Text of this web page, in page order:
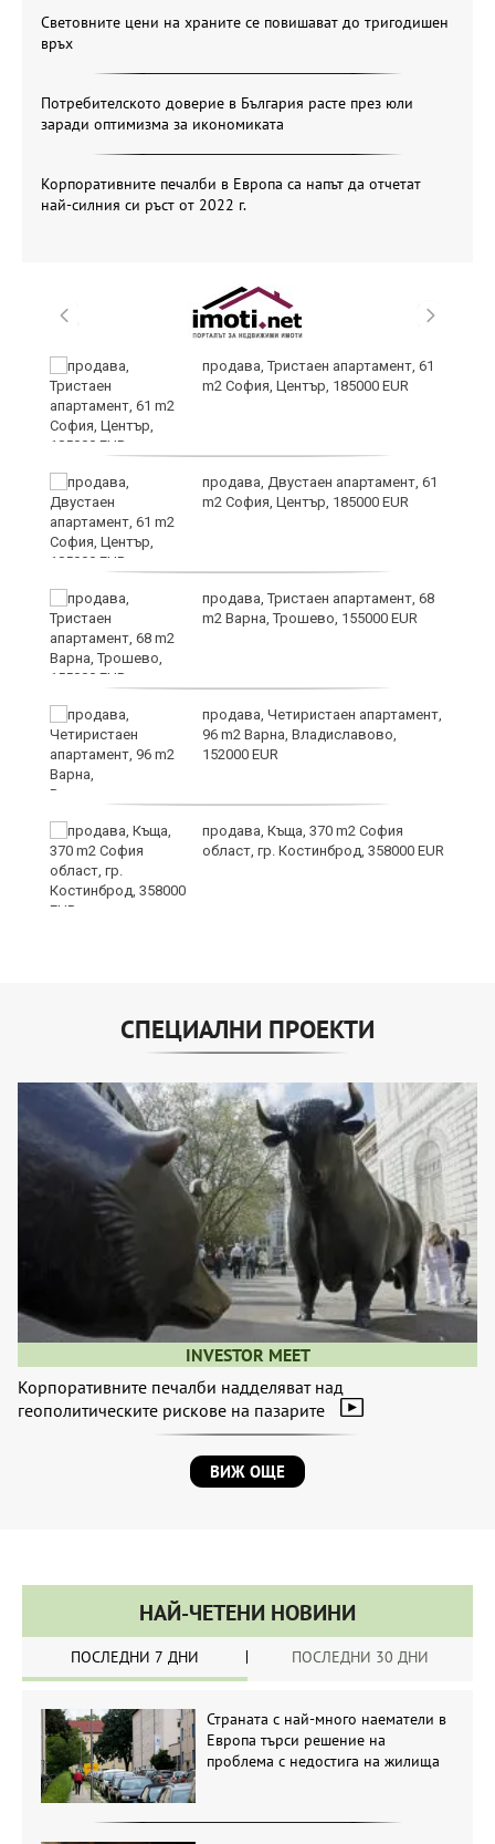
Световните цени на храните се повишават до тригодишен
връх
Потребителското доверие в България расте през юли
заради оптимизма за икономиката
Корпоративните печалби в Европа са напът да отчетат
най-силния си ръст от 2022 г.
продава, Тристаен апартамент, 61
m2 София, Център, 185000 EUR
продава, Двустаен апартамент, 61
m2 София, Център, 185000 EUR
продава, Тристаен апартамент, 68
m2 Варна, Трошево, 155000 EUR
продава, Четиристаен апартамент,
96 m2 Варна, Владиславово,
152000 EUR
продава, Къща, 370 m2 София
област, гр. Костинброд, 358000 EUR
СПЕЦИАЛНИ ПРОЕКТИ
INVESTOR MEET
Корпоративните печалби надделяват над
геополитическите рискове на пазарите
ВИЖ ОЩЕ
НАЙ-ЧЕТЕНИ НОВИНИ
ПОСЛЕДНИ 7 ДНИ ПОСЛЕДНИ 30 ДНИ
Страната с най-много наематели в
Европа търси решение на
проблема с недостига на жилища